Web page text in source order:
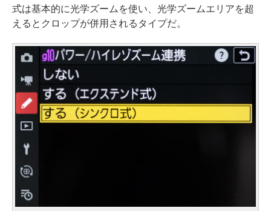
式は基本的に光学ズームを使い、光学ズームエリアを超
えるとクロップが併用されるタイプだ。